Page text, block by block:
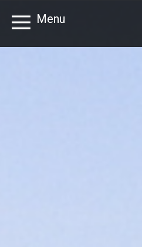
Menu